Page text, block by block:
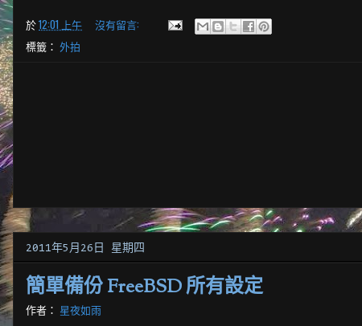
於12:01 上午
沒有留言:
標籤： 外拍
2011年5月26日 星期四
簡單備份 FreeBSD 所有設定
作者： 星夜如雨